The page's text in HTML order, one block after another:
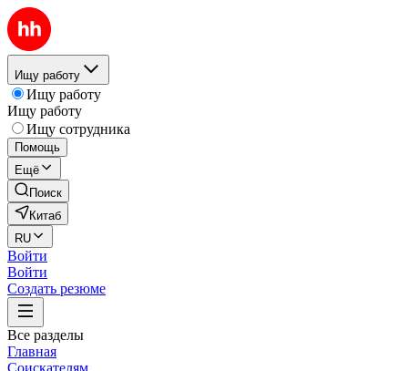
Ищу работу
Ищу работу
Ищу работу
Ищу сотрудника
Помощь
Ещё
Поиск
Китаб
RU
Войти
Войти
Создать резюме
Все разделы
Главная
Соискателям